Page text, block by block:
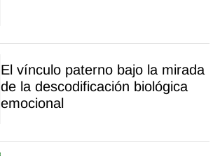
El vínculo paterno bajo la mirada
de la descodificación biológica
emocional